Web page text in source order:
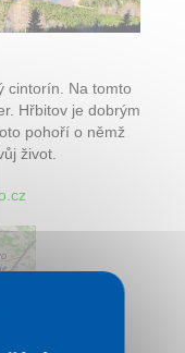
cintorín. Na tomto
Hřbitov je dobrým
pohoří o němž
život.